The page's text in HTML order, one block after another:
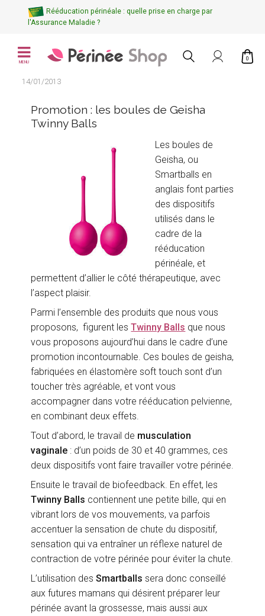
Rééducation périnéale : quelle prise en charge par
l'Assurance Maladie ?
MENU
0
14/01/2013
Promotion : les boules de Geisha
Twinny Balls
Les boules de
Geisha, ou
Smartballs en
anglais font parties
des dispositifs
utilisés dans le
cadre de la
rééducation
périnéale, et
permettent d’allier le côté thérapeutique, avec
l’aspect plaisir.
Parmi l’ensemble des produits que nous vous
proposons, figurent lesTwinny Balls que nous
vous proposons aujourd’hui dans le cadre d’une
promotion incontournable. Ces boules de geisha,
fabriquées en élastomère soft touch sont d’un
toucher très agréable, et vont vous
accompagner dans votre rééducation pelvienne,
en combinant deux effets.
Tout d’abord, le travail de musculation
vaginale : d’un poids de 30 et 40 grammes, ces
deux dispositifs vont faire travailler votre périnée.
Ensuite le travail de biofeedback. En effet, les
Twinny Balls contiennent une petite bille, qui en
vibrant lors de vos mouvements, va parfois
accentuer la sensation de chute du dispositif,
sensation qui va entraîner un réflexe naturel de
contraction de votre périnée pour éviter la chute.
L’utilisation desSmartballs sera donc conseillé
aux futures mamans qui désirent préparer leur
périnée avant la grossesse, mais aussi aux